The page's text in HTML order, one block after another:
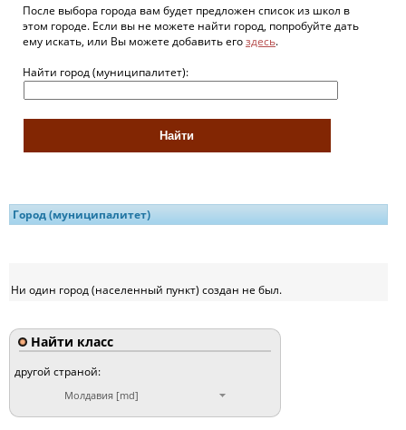
После выбора города вам будет предложен список из школ в
этом городе. Если вы не можете найти город, попробуйте дать
ему искать, или Вы можете добавить егоздесь.
Найти город (муниципалитет):
Город (муниципалитет)
Ни один город (населенный пункт) создан не был.
Найти класс
другой страной:
Молдавия [md]